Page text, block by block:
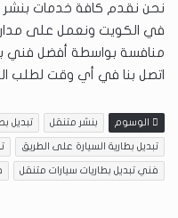
نحن نقدم كافة خدمات
منافسة بواسطة أفضل فني
اتصل بنا في أي وقت لطلب
الوسوم بنشر متنقل تبديل
تبديل بطارية السيارة على الطريق
فني تبديل بطاريات سيارات متنقل